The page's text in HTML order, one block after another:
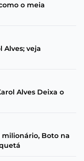
o meia
veja
Alves Deixa o
milionário, Boto na